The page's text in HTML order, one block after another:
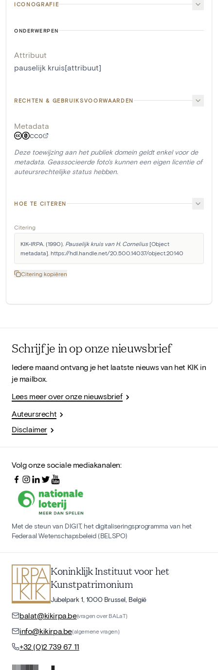
ICONOGRAFIE
ONDERWERPEN
Attribuut
pauselijk kruis[attribuut]
RECHTEN & GEBRUIKSVOORWAARDEN
Metadata
CC0
Deze toewijzing aan het publiek domein geldt enkel voor de
metadata. Geassocieerde foto's kunnen een eigen licentie of
auteursrechtelijke status hebben.
HOE TE CITEREN
Citering
KIK-IRPA. (1990). Pauselijk kruis van H. Cornelius [Object
metadata]. https://hdl.handle.net/20.500.14037/object.20140
Citering kopiëren
Schrijf je in op onze nieuwsbrief
Iedere maand ontvang je het laatste nieuws van het KIK in
je mailbox.
Lees meer over onze nieuwsbrief
Auteursrecht
Disclaimer
Volg onze sociale mediakanalen:
Met de steun van DIGIT, het digitaliseringsprogramma van het
Federaal Wetenschapsbeleid (BELSPO)
Koninklijk Instituut voor het
Kunstpatrimonium
Jubelpark 1, 1000 Brussel, België
balat@kikirpa.be(vragen over BALaT)
info@kikirpa.be(algemene vragen)
+32 (0)2 739 67 11